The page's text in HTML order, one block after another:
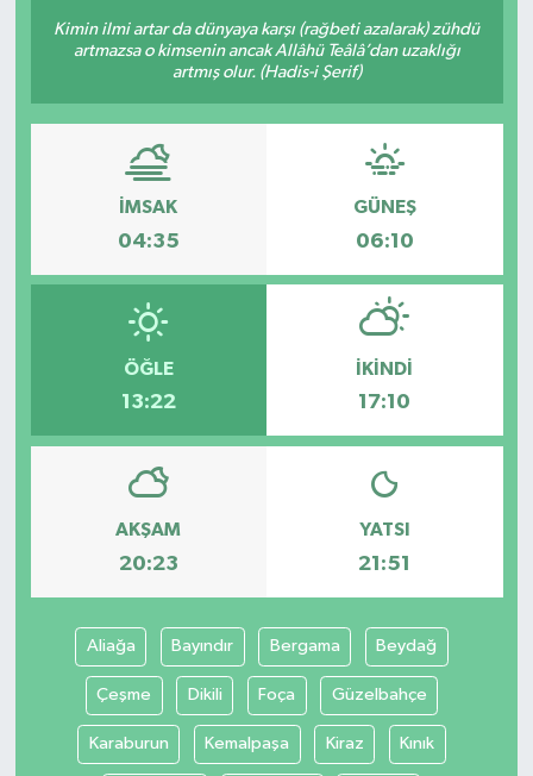
Kimin ilmi artar da dünyaya karşı (rağbeti azalarak) zühdü
artmazsa o kimsenin ancak Allâhü Teâlâ’dan uzaklığı
artmış olur. (Hadis-i Şerif)
İMSAK
04:35
GÜNEŞ
06:10
ÖĞLE
13:22
İKINDI
17:10
AKŞAM
20:23
YATSI
21:51
Aliağa Bayındır Bergama Beydağ
Çeşme Dikili Foça Güzelbahçe
Karaburun Kemalpaşa Kiraz Kınık